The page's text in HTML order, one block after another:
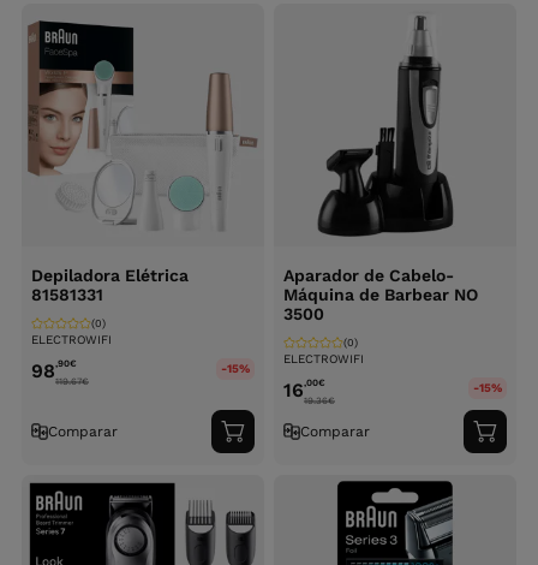
Depiladora Elétrica
81581331
ELECTROWIFI
(0)
98,90€
119.67€
-15%
Comparar
Adicionar
ao
Aparador de Cabelo-
Máquina de Barbear NO
3500
ELECTROWIFI
(0)
16,00€
19.36€
-15%
Comparar
ao